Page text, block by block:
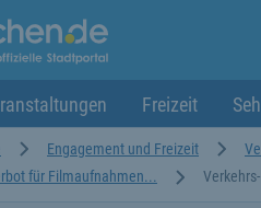
Freizeit
Engagement und Freizeit
für Filmaufnahmen...